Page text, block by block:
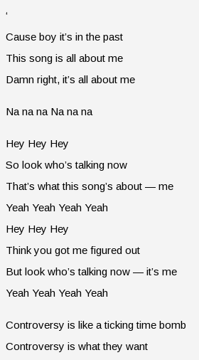
‘
Cause boy it’s in the past
This song is all about me
Damn right, it’s all about me
Na na na Na na na
Hey Hey Hey
So look who’s talking now
That’s what this song’s about — me
Yeah Yeah Yeah Yeah
Hey Hey Hey
Think you got me figured out
But look who’s talking now — it’s me
Yeah Yeah Yeah Yeah
Controversy is like a ticking time bomb
Controversy is what they want